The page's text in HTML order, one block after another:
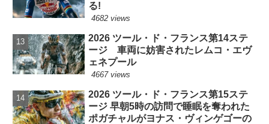
る!
4682 views
2026 ツール・ド・フランス第14ステ
ージ 車両に妨害されたレムコ・エヴ
ェネプール
4667 views
2026 ツール・ド・フランス第15ステ
ージ 早朝5時の訪問で睡眠を奪われた
ポガチャルがヨナス・ヴィンゲゴーの